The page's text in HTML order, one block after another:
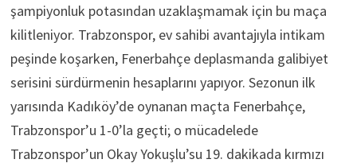
şampiyonluk potasından uzaklaşmamak için bu maça
kilitleniyor. Trabzonspor, ev sahibi avantajıyla intikam
peşinde koşarken, Fenerbahçe deplasmanda galibiyet
serisini sürdürmenin hesaplarını yapıyor. Sezonun ilk
yarısında Kadıköy’de oynanan maçta Fenerbahçe,
Trabzonspor’u 1-0’la geçti; o mücadelede
Trabzonspor’un Okay Yokuşlu’su 19. dakikada kırmızı